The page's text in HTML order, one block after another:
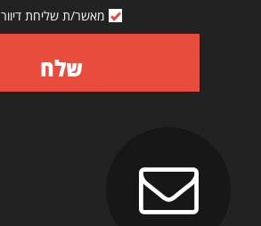
מאשר/ת שליחת דיוור
שלח